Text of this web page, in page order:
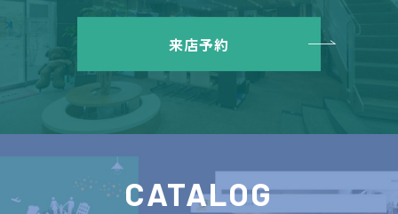
来店予約
CATALOG